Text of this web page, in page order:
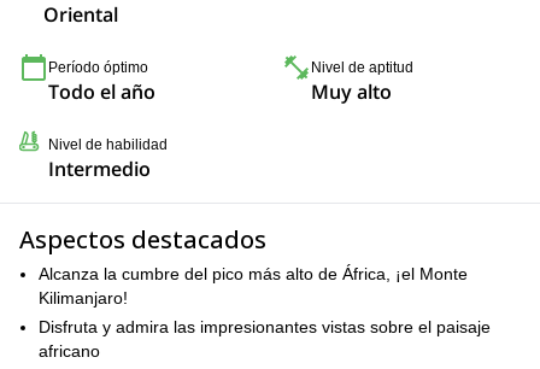
Oriental
Período óptimo
Todo el año
Nivel de aptitud
Muy alto
Nivel de habilidad
Intermedio
Aspectos destacados
Alcanza la cumbre del pico más alto de África, ¡el Monte
Kilimanjaro!
Disfruta y admira las impresionantes vistas sobre el paisaje
africano